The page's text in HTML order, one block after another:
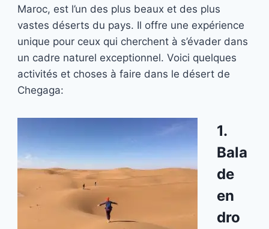
Maroc, est l’un des plus beaux et des plus
vastes déserts du pays. Il offre une expérience
unique pour ceux qui cherchent à s’évader dans
un cadre naturel exceptionnel. Voici quelques
activités et choses à faire dans le désert de
Chegaga:
1.
Bala
de
en
dro